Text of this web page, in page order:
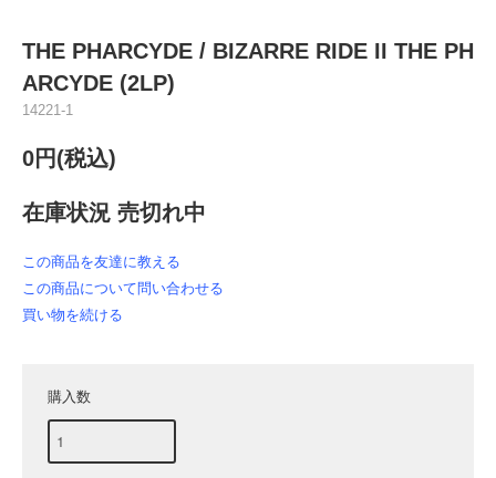
THE PHARCYDE ‎/ BIZARRE RIDE II THE PH
ARCYDE (2LP)
14221-1
0円(税込)
在庫状況 売切れ中
この商品を友達に教える
この商品について問い合わせる
買い物を続ける
購入数